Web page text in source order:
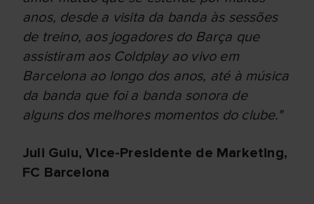
anos, desde a visita da banda às sessões
de treino, aos jogadores do Barça que
assistiram aos Coldplay ao vivo em
Barcelona ao longo dos anos, até à música
da banda que foi a banda sonora de
alguns dos melhores momentos do clube."
Juli Guiu, Vice-Presidente de Marketing,
FC Barcelona